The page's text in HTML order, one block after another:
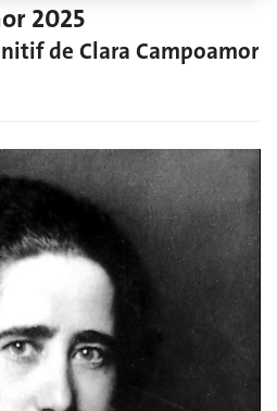
2025
de Clara Campoamor